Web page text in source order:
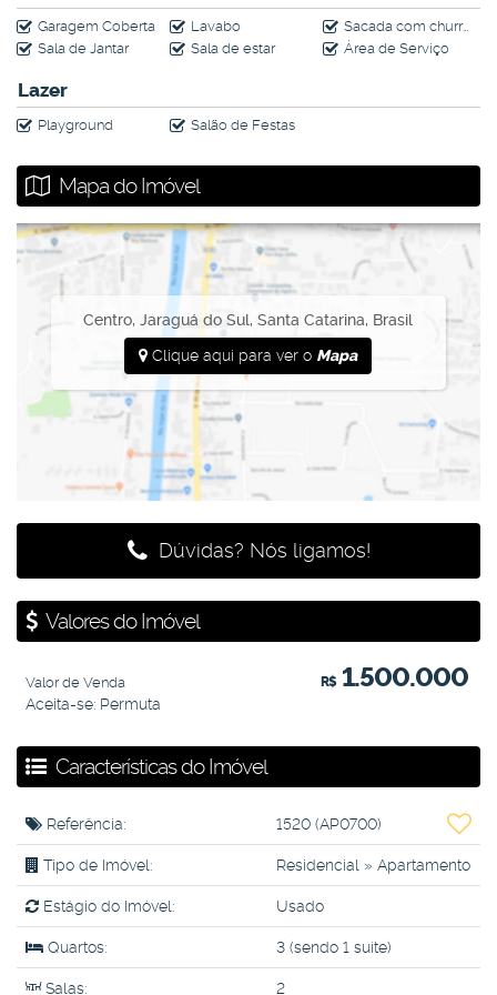
Garagem Coberta Lavabo
Sacada com churrasqueira + fechamento vidro
Sala de Jantar
Sala de estar Área de Serviço
Lazer
Playground Salão de Festas
Mapa do Imóvel
Centro,Jaraguá do Sul,Santa Catarina, Brasil
Clique aqui para ver o Mapa
Dúvidas? Nós ligamos!
Valores do Imóvel
R$1.500.000
Valor de Venda
Aceita-se: Permuta
Características do Imóvel
Referência: 1520 (AP0700)
Tipo de Imóvel: Residencial » Apartamento
Estágio do Imóvel: Usado
Quartos: 3 (sendo 1 suíte)
Salas: 2